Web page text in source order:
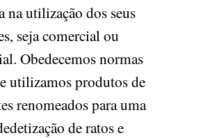
na utilização dos seus
seja comercial ou
Obedecemos normas
utilizamos produtos de
renomeados para uma
de ratos e